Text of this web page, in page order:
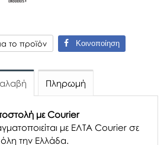
το προϊόν Κοινοποίηση
Πληρωμή
με Courier
με ΕΛΤΑ Courier σε
όλη την Ελλάδα.